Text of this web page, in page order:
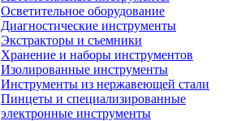
Осветительное оборудование
Диагностические инструменты
Экстракторы и съемники
Хранение и наборы инструментов
Изолированные инструменты
Инструменты из нержавеющей стали
Пинцеты и специализированные
электронные инструменты